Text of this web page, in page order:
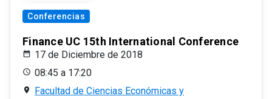
Conferencias
Finance UC 15th International Conference
17 de Diciembre de 2018
08:45 a 17:20
Facultad de Ciencias Económicas y